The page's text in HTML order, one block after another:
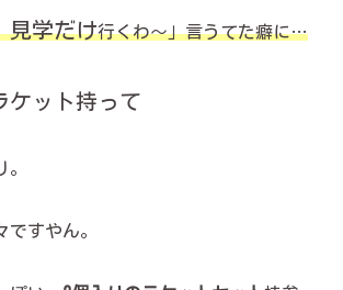
見学だけ行くわ～」言うてた癖に…
ケット持って
ですやん。